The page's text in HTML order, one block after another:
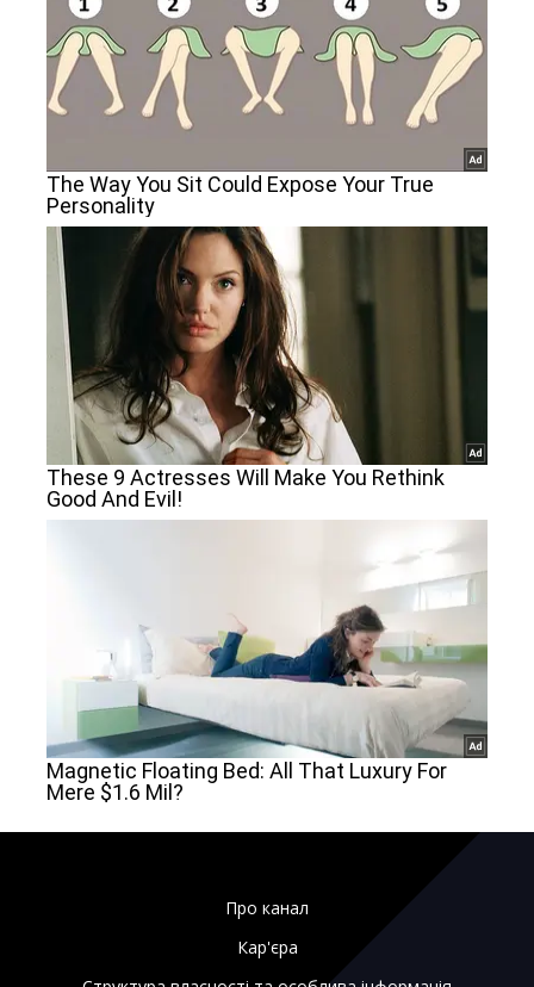
Про канал
Кар'єра